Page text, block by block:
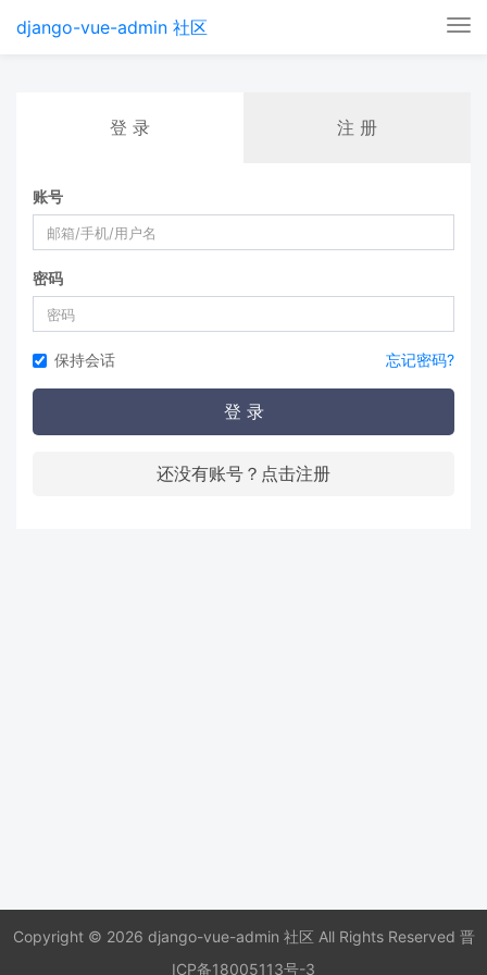
django-vue-admin 社区
登 录 注 册
账号
密码
保持会话 忘记密码?
登 录
还没有账号？点击注册
Copyright © 2026 django-vue-admin 社区 All Rights Reserved 晋
ICP备18005113号-3